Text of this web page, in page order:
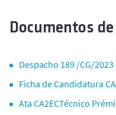
Documentos
Despacho 189 /CG/2023
Ficha de Candidatura
Ata CA2ECTécnico